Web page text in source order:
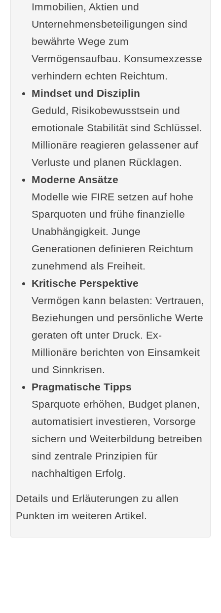
Unabhängigkeit anstreben
Was Sie konkret tun können: Die
wichtigsten Prinzipien für Ihren
Weg
Kritische Perspektive:
Schattenseiten des Vermögens
Diskurs: Muss man „reich“ sein,
um erfüllt zu leben?
Fazit: Was Sie mitnehmen können
– jenseits der Millionen
Ergänzung oder Frage von Ihnen?
Im Zusammenhang interessant
Quellen & Studien
Interessante oder humorvolle
Fakten
Weiterlesen
Immobilien, Aktien und
Unternehmensbeteiligungen sind
bewährte Wege zum
Vermögensaufbau. Konsumexzesse
verhindern echten Reichtum.
Mindset und Disziplin
Geduld, Risikobewusstsein und
emotionale Stabilität sind Schlüssel.
Millionäre reagieren gelassener auf
Verluste und planen Rücklagen.
Moderne Ansätze
Modelle wie FIRE setzen auf hohe
Sparquoten und frühe finanzielle
Unabhängigkeit. Junge
Generationen definieren Reichtum
zunehmend als Freiheit.
Kritische Perspektive
Vermögen kann belasten: Vertrauen,
Beziehungen und persönliche Werte
geraten oft unter Druck. Ex-
Millionäre berichten von Einsamkeit
und Sinnkrisen.
Pragmatische Tipps
Sparquote erhöhen, Budget planen,
automatisiert investieren, Vorsorge
sichern und Weiterbildung betreiben
sind zentrale Prinzipien für
nachhaltigen Erfolg.
Details und Erläuterungen zu allen
Punkten im weiteren Artikel.